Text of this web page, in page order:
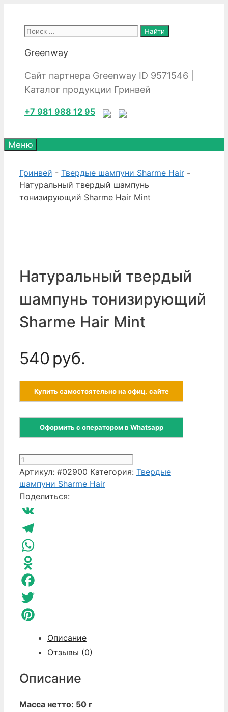
содержимому
Поиск:
Greenway
Сайт партнера Greenway ID 9571546 |
Каталог продукции Гринвей
+7 981 988 12 95
Меню
Гринвей - Твердые шампуни Sharme Hair -
Натуральный твердый шампунь
тонизирующий Sharme Hair Mint
Натуральный твердый
шампунь тонизирующий
Sharme Hair Mint
540 руб.
Купить самостоятельно на офиц. сайте
Оформить с оператором в Whatsapp
Количество
товара
Натуральный
твердый
шампунь
Sharme
Hair
Mint
Артикул: #02900 Категория: Твердые
шампуни Sharme Hair
Поделиться:
VK
Telegram
WhatsApp
Odnoklassniki
Facebook
Twitter
Описание
Отзывы (0)
Описание
Масса нетто: 50 г